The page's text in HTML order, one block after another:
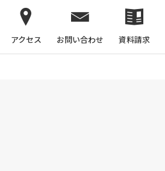
アクセス お問い合わせ 資料請求